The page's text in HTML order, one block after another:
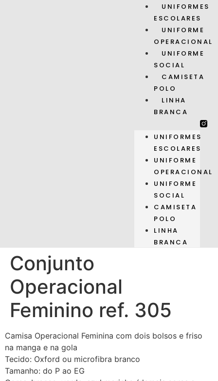
UNIFORMES
ESCOLARES
UNIFORME
OPERACIONAL
UNIFORME
SOCIAL
CAMISETA
POLO
LINHA
BRANCA
UNIFORMES
ESCOLARES
UNIFORME
OPERACIONAL
UNIFORME
SOCIAL
CAMISETA
POLO
LINHA
BRANCA
Conjunto
Operacional
Feminino ref. 305
Camisa Operacional Feminina com dois bolsos e friso
na manga e na gola
Tecido: Oxford ou microfibra branco
Tamanho: do P ao EG